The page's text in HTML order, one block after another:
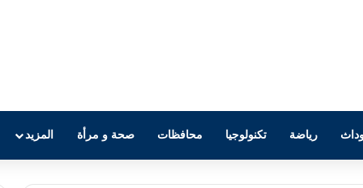
رياضة تكنولوجيا محافظات صحة و مرأة المزيد